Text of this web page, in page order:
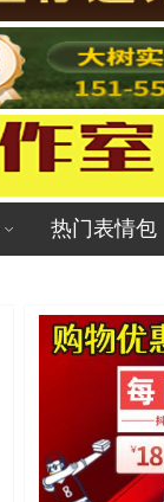
热门表情包